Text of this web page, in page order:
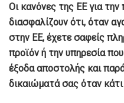
Οι κανόνες της ΕΕ για
διασφαλίζουν ότι, όταν
στην ΕΕ, έχετε σαφείς
προϊόν ή την υπηρεσία
έξοδα αποστολής και
δικαιώματά σας όταν